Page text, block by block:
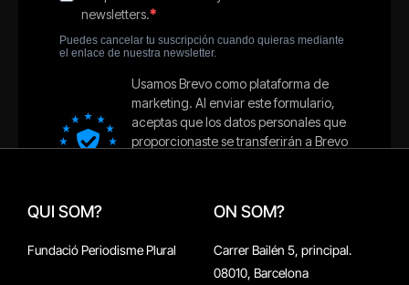
QUI SOM?
Fundació Periodisme Plural
ON SOM?
Carrer Bailén 5, principal.
08010, Barcelona